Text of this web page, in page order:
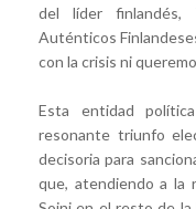
del líder finlandés,
Auténticos
con la crisis ni
Esta entidad
resonante triunfo
decisoria para
que, atendiendo a la